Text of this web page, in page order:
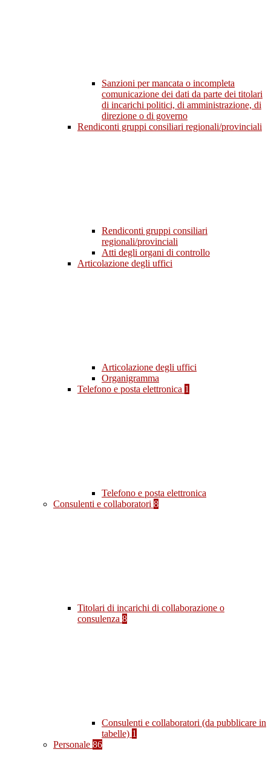
Sanzioni per mancata o incompleta
comunicazione dei dati da parte dei titolari
di incarichi politici, di amministrazione, di
direzione o di governo
Rendiconti gruppi consiliari regionali/provinciali
Rendiconti gruppi consiliari
regionali/provinciali
Atti degli organi di controllo
Articolazione degli uffici
Articolazione degli uffici
Organigramma
Telefono e posta elettronica 1
Telefono e posta elettronica
Consulenti e collaboratori 8
Titolari di incarichi di collaborazione o
consulenza 8
Consulenti e collaboratori (da pubblicare in
tabelle) 1
Personale 86